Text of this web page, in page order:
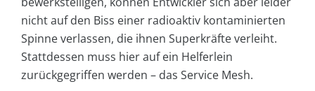
nicht auf den Biss einer radioaktiv kontaminierten
Spinne verlassen, die ihnen Superkräfte verleiht.
Stattdessen muss hier auf ein Helferlein
zurückgegriffen werden – das Service Mesh.